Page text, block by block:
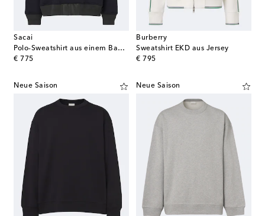
Sacai
Polo-Sweatshirt aus einem Baumwollgemisch
€ 775
original price
Burberry
Sweatshirt EKD aus Jersey
€ 795
original price
Neue Saison Neue Saison